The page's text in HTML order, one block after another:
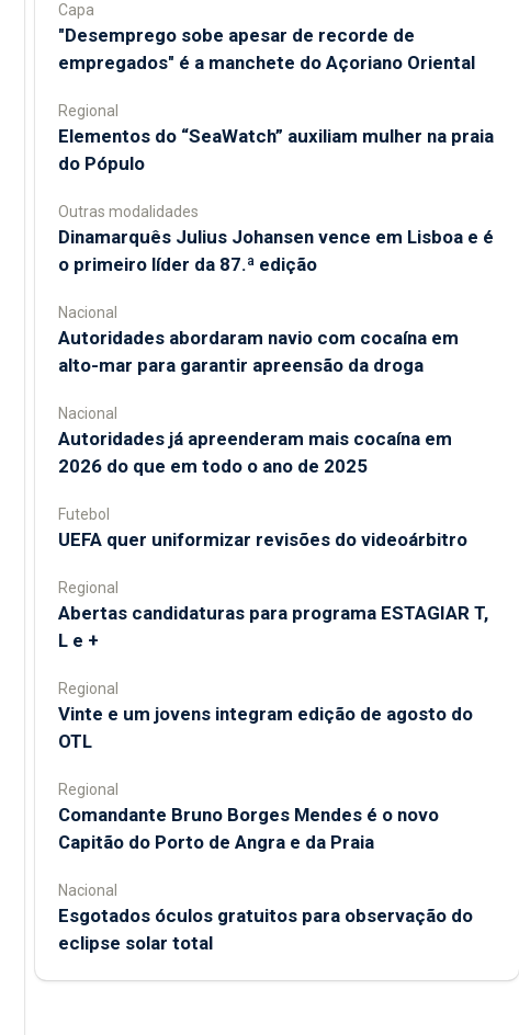
Capa
"Desemprego sobe apesar de recorde de
empregados" é a manchete do Açoriano Oriental
Regional
​Elementos do “SeaWatch” auxiliam mulher na praia
do Pópulo
Outras modalidades
Dinamarquês Julius Johansen vence em Lisboa e é
o primeiro líder da 87.ª edição
Nacional
Autoridades abordaram navio com cocaína em
alto-mar para garantir apreensão da droga
Nacional
Autoridades já apreenderam mais cocaína em
2026 do que em todo o ano de 2025
Futebol
UEFA quer uniformizar revisões do videoárbitro
Regional
Abertas candidaturas para programa ESTAGIAR T,
L e +
Regional
Vinte e um jovens integram edição de agosto do
OTL
Regional
Comandante Bruno Borges Mendes é o novo
Capitão do Porto de Angra e da Praia
Nacional
Esgotados óculos gratuitos para observação do
eclipse solar total